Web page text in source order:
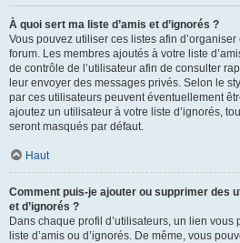
À quoi sert ma liste d’amis et d’ignorés ?
Vous pouvez utiliser ces listes afin
forum. Les membres ajoutés à votre liste
de contrôle de l’utilisateur afin de consulter
leur envoyer des messages privés. Selon le
par ces utilisateurs peuvent éventuellement
ajoutez un utilisateur à votre liste d’ignorés,
seront masqués par défaut.
Haut
Comment puis-je ajouter ou supprimer des
et d’ignorés ?
Dans chaque profil d’utilisateurs, un lien vous
liste d’amis ou d’ignorés. De même, vous